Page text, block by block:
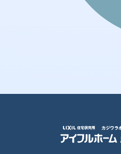
2023年11月
2023年6月